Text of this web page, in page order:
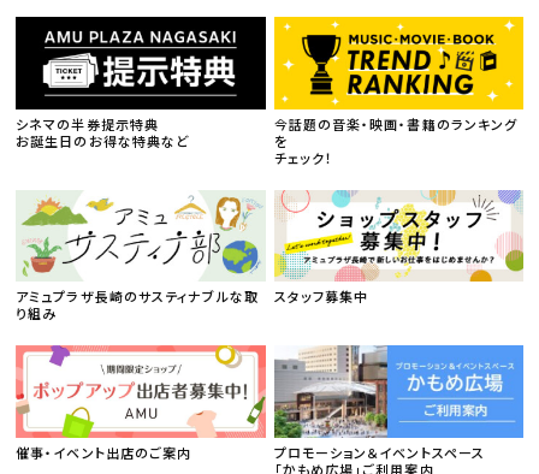
シネマの半券提示特典
お誕生日のお得な特典など
今話題の音楽・映画・書籍のランキング
を
チェック！
アミュプラザ長崎のサスティナブルな取
り組み
スタッフ募集中
催事・イベント出店のご案内
プロモーション＆イベントスペース
「かもめ広場」ご利用案内